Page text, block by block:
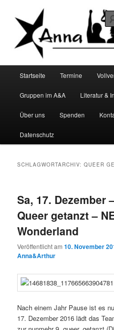
primären
springen
sekundären
springenAnna&Arthur
Startseite Termine
Gruppen im A&A Literatur &
Über uns Spenden
Datenschutz
SCHLAGWORTARCHIV:QUEER
Sa, 17. Dezember
Queer getanzt –
Wonderland
Veröffentlicht am10. November
Anna&Arthur
Nach einem Jahr Pause ist es
17. Dezember 2016 lädt das